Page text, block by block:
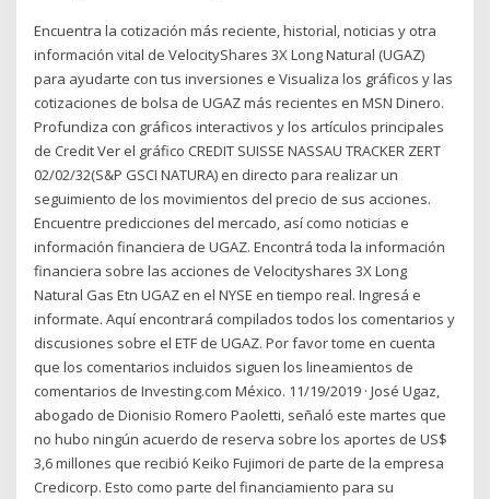
Encuentra la cotización más reciente, historial, noticias y otra
información vital de VelocityShares 3X Long Natural (UGAZ)
para ayudarte con tus inversiones e Visualiza los gráficos y las
cotizaciones de bolsa de UGAZ más recientes en MSN Dinero.
Profundiza con gráficos interactivos y los artículos principales
de Credit Ver el gráfico CREDIT SUISSE NASSAU TRACKER ZERT
02/02/32(S&P GSCI NATURA) en directo para realizar un
seguimiento de los movimientos del precio de sus acciones.
Encuentre predicciones del mercado, así como noticias e
información financiera de UGAZ. Encontrá toda la información
financiera sobre las acciones de Velocityshares 3X Long
Natural Gas Etn UGAZ en el NYSE en tiempo real. Ingresá e
informate. Aquí encontrará compilados todos los comentarios y
discusiones sobre el ETF de UGAZ. Por favor tome en cuenta
que los comentarios incluidos siguen los lineamientos de
comentarios de Investing.com México. 11/19/2019 · José Ugaz,
abogado de Dionisio Romero Paoletti, señaló este martes que
no hubo ningún acuerdo de reserva sobre los aportes de US$
3,6 millones que recibió Keiko Fujimori de parte de la empresa
Credicorp. Esto como parte del financiamiento para su